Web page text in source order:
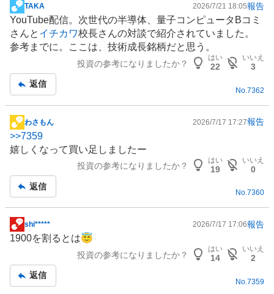
掲
示
板
記
TAKA 2026/7/21 18:05報告
YouTube配信。次世代の半導体 、量子コンピュータBコミ
さんと イチカワ校長さんの対談で紹介されていました。
参考までに。ここは、技術成長銘柄だと思う。
投資の参考になりましたか？
はい
22
いいえ
3
返信
No. 7362
掲
示
板
わさもん 2026/7/17 17:27報告
>>7359
嬉しくなって買い足しましたー
投資の参考になりましたか？
はい
19
いいえ
0
返信
No.7360
掲
示
事
shi***** 2026/7/17 17:06報告
1900を割るとは😇
投資の参考になりましたか？
はい
14
いいえ
2
返信
No. 7359